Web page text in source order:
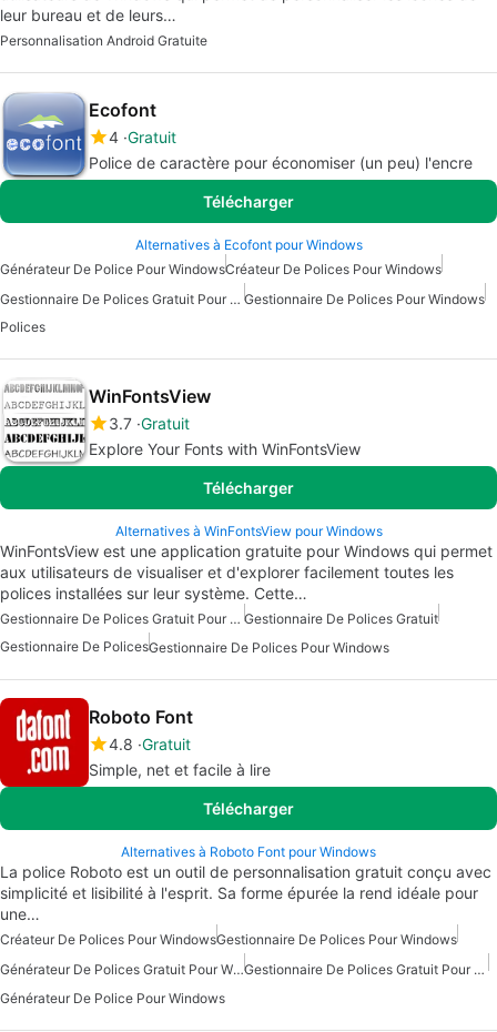
leur bureau et de leurs…
Personnalisation Android Gratuite
Ecofont
4 Gratuit
Police de caractère pour économiser (un peu) l'encre
Télécharger
Alternatives à Ecofont pour Windows
Générateur De Police Pour WindowsCréateur De Polices Pour Windows
Gestionnaire De Polices Gratuit Pour Windows Gestionnaire De Polices Pour Windows
Polices
WinFontsView
3.7 Gratuit
Explore Your Fonts with WinFontsView
Télécharger
Alternatives à WinFontsView pour Windows
WinFontsView est une application gratuite pour Windows qui permet
aux utilisateurs de visualiser et d'explorer facilement toutes les
polices installées sur leur système. Cette…
Gestionnaire De Polices Gratuit Pour Windows Gestionnaire De Polices Gratuit
Gestionnaire De PolicesGestionnaire De Polices Pour Windows
Roboto Font
4.8 Gratuit
Simple, net et facile à lire
Télécharger
Alternatives à Roboto Font pour Windows
La police Roboto est un outil de personnalisation gratuit conçu avec
simplicité et lisibilité à l'esprit. Sa forme épurée la rend idéale pour
une…
Créateur De Polices Pour WindowsGestionnaire De Polices Pour Windows
Générateur De Polices Gratuit Pour Windows
Gestionnaire De Polices Gratuit Pour Windows
Générateur De Police Pour Windows